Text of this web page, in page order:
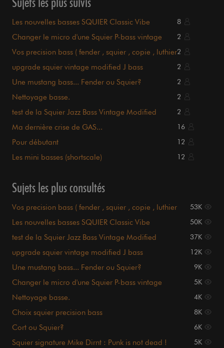
Les nouvelles basses SQUIER Classic Vibe 8
Changer le micro d'une Squier P-bass vintage
2
Vos precision bass ( fender , squier , copie , luthier2
upgrade squier vintage modified J bass 2
Une mustang bass... Fender ou Squier? 2
Nettoyage basse. 2
test de la Squier Jazz Bass Vintage Modified 2
Ma dernière crise de GAS... 16
Pour débutant 12
Les mini basses (shortscale) 12
Sujets les plus consultés
Vos precision bass ( fender , squier , copie , luthier
53K
Les nouvelles basses SQUIER Classic Vibe 50K
test de la Squier Jazz Bass Vintage Modified 37K
upgrade squier vintage modified J bass 12K
Une mustang bass... Fender ou Squier? 9K
Changer le micro d'une Squier P-bass vintage
5K
Nettoyage basse. 4K
Choix squier precision bass 8K
Cort ou Squier? 6K
Squier signature Mike Dirnt : Punk is not dead ! 5K